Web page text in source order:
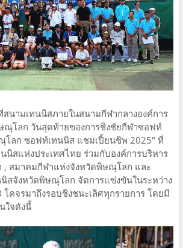
ามเทนนิสภายในสนามกีฬากลางองค์การ
ณุโลก วันสุดท้ายของการชิงชัยกีฬาซอฟท์
โลก ซอฟท์เทนนิส แชมเปี้ยนชิพ 2025" ที่
นิสแห่งประเทศไทย ร่วมกับองค์การบริหาร
สมาคมกีฬาแห่งจังหวัดพิษณุโลก และ
สจังหวัดพิษณุโลก จัดการแข่งขันในระหว่าง
คจรมาถึงรอบชิงชนะเลิศทุกรายการ โดยมี
ใจดังนี้